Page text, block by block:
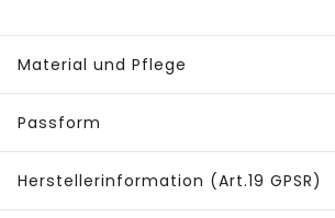
Material und Pflege
Passform
Herstellerinformation (Art.19 GPSR)